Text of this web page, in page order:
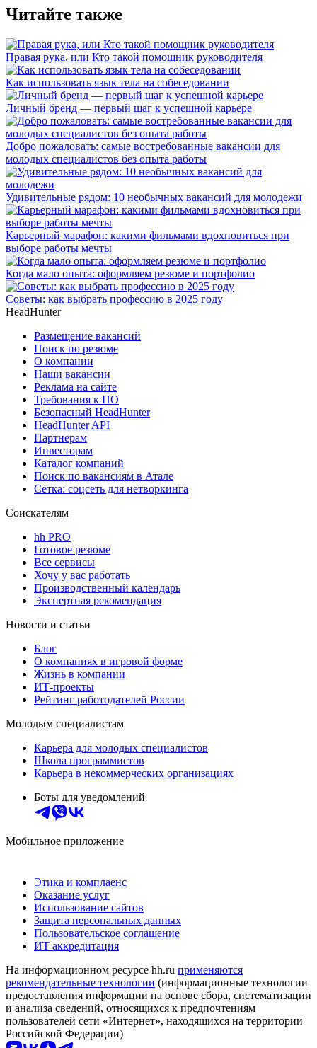
Читайте также
Правая рука, или Кто такой помощник руководителя
Как использовать язык тела на собеседовании
Личный бренд — первый шаг к успешной карьере
Добро пожаловать: самые востребованные вакансии для
молодых специалистов без опыта работы
Удивительные рядом: 10 необычных вакансий для молодежи
Карьерный марафон: какими фильмами вдохновиться при
выборе работы мечты
Когда мало опыта: оформляем резюме и портфолио
Советы: как выбрать профессию в 2025 году
HeadHunter
Размещение вакансий
Поиск по резюме
О компании
Наши вакансии
Реклама на сайте
Требования к ПО
Безопасный HeadHunter
HeadHunter API
Партнерам
Инвесторам
Каталог компаний
Поиск по вакансиям в Атале
Сетка: соцсеть для нетворкинга
Соискателям
hh PRO
Готовое резюме
Все сервисы
Хочу у вас работать
Производственный календарь
Экспертная рекомендация
Новости и статьи
Блог
О компаниях в игровой форме
Жизнь в компании
ИТ-проекты
Рейтинг работодателей России
Молодым специалистам
Карьера для молодых специалистов
Школа программистов
Карьера в некоммерческих организациях
Боты для уведомлений
Мобильное приложение
Этика и комплаенс
Оказание услуг
Использование сайтов
Защита персональных данных
Пользовательское соглашение
ИТ аккредитация
На информационном ресурсе hh.ru применяются
рекомендательные технологии (информационные технологии
предоставления информации на основе сбора, систематизации
и анализа сведений, относящихся к предпочтениям
пользователей сети «Интернет», находящихся на территории
Российской Федерации)